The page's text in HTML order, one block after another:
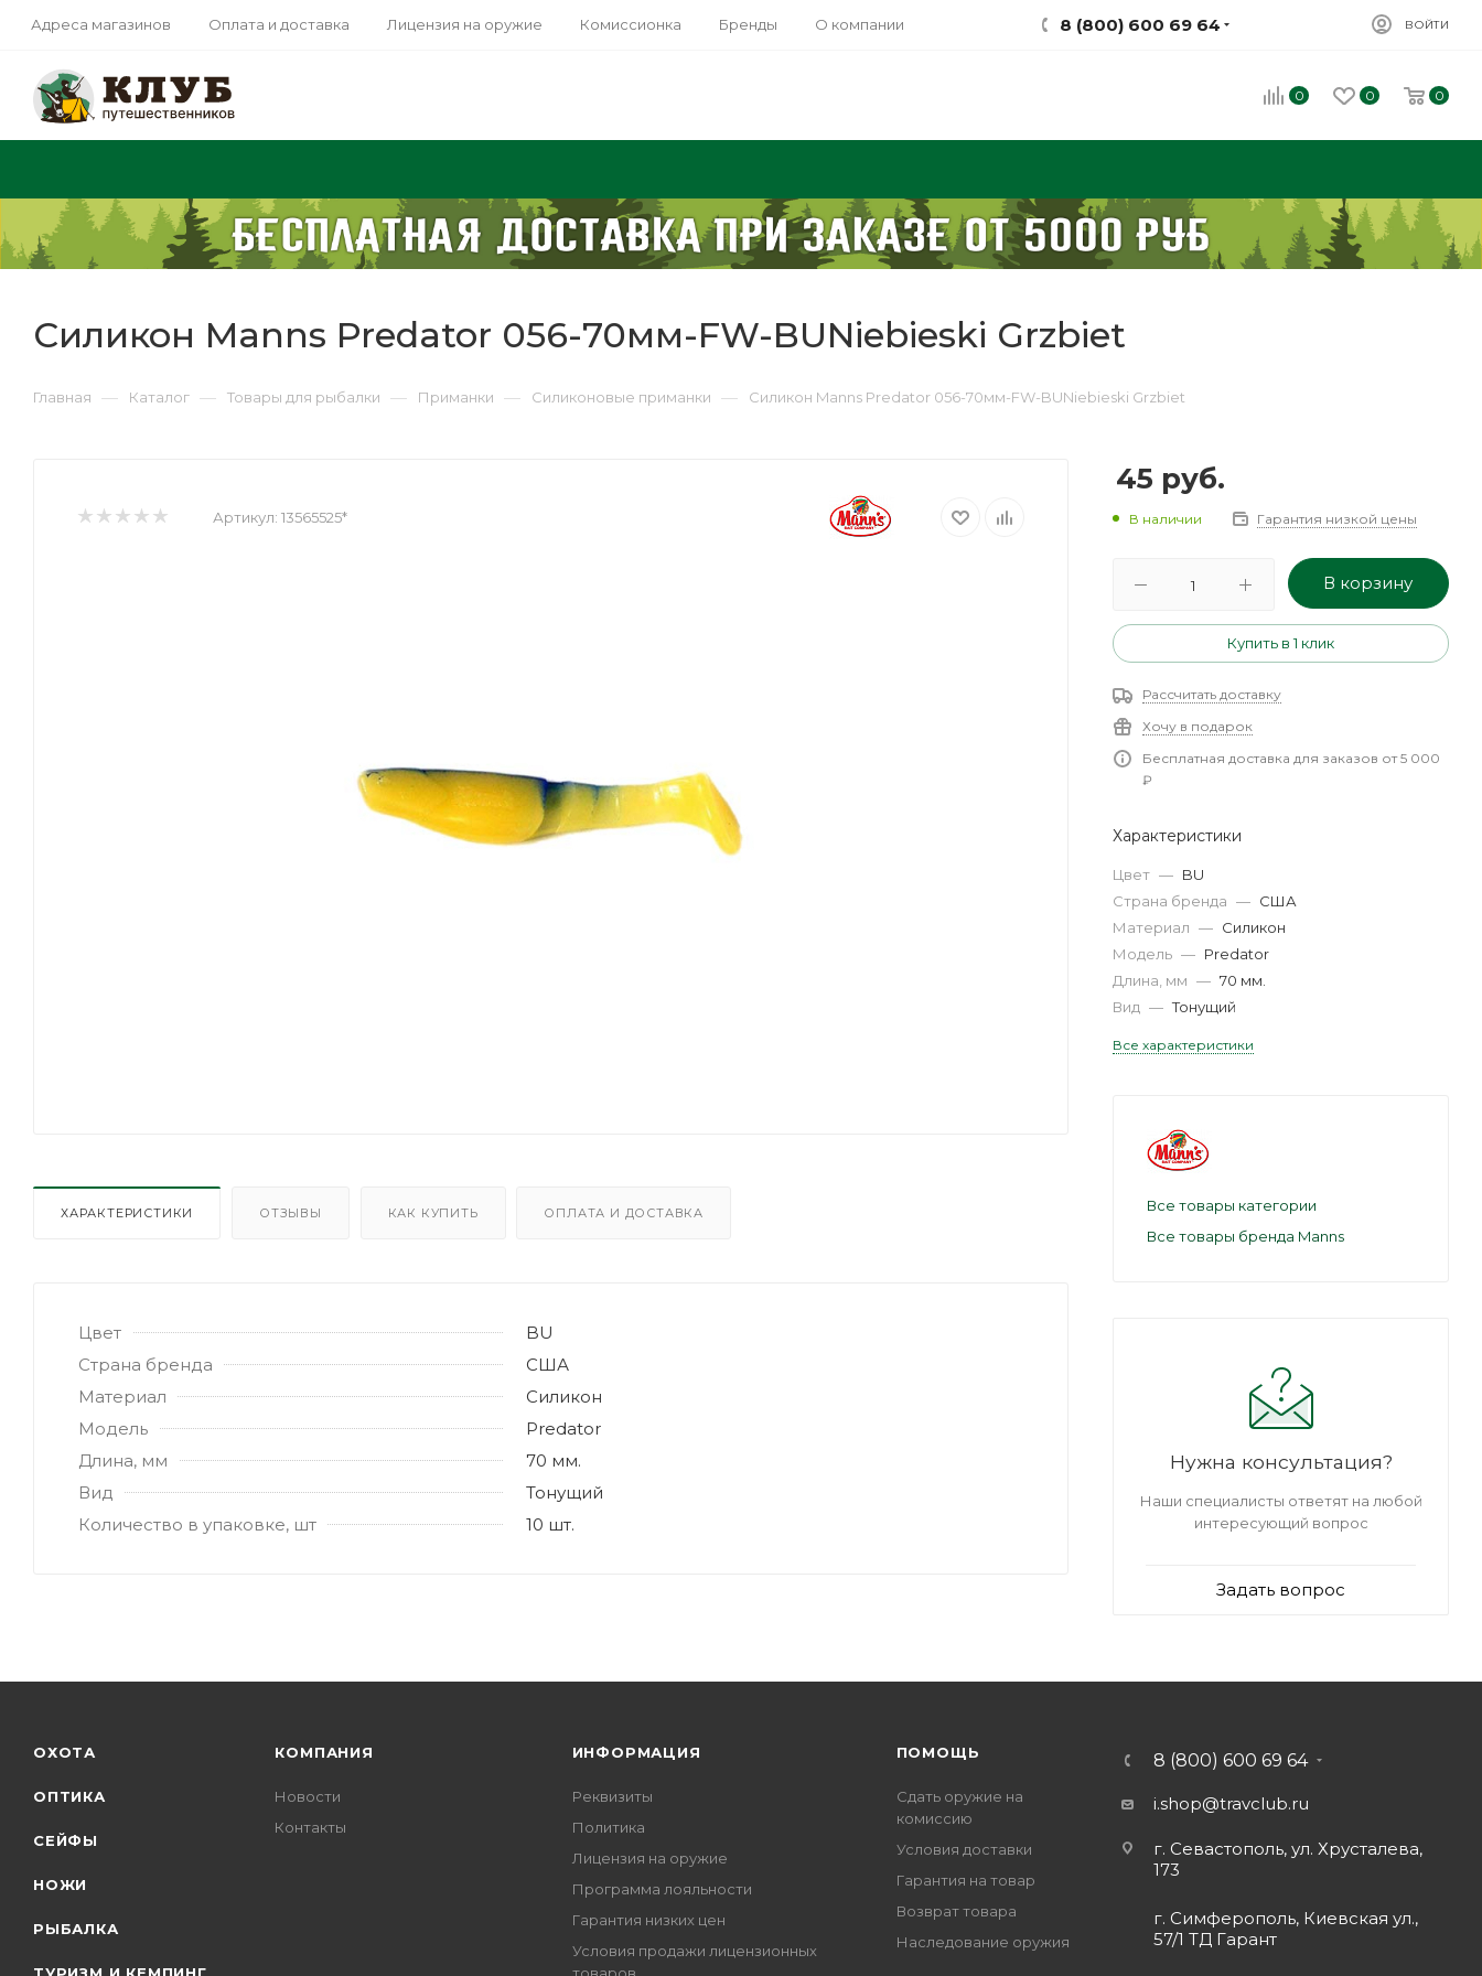
Адреса магазинов Оплата и доставка Лицензия на оружие Комиссионка Бренды О компании 8 (800) 600 69 64 ВОЙТИ
0 0 0
Силикон Manns Predator 056-70мм-FW-BUNiebieski Grzbiet
Главная — Каталог — Товары для рыбалки — Приманки — Силиконовые приманки — Силикон Manns Predator 056-70мм-FW-BUNiebieski Grzbiet
Артикул: 13565525*
ХАРАКТЕРИСТИКИ ОТЗЫВЫ КАК КУПИТЬ ОПЛАТА И ДОСТАВКА
Цвет
BU
Страна бренда
США
Материал
Силикон
Модель
Predator
Длина, мм
70 мм.
Вид
Тонущий
Количество в упаковке, шт
10 шт.
45 руб.
В наличии Гарантия низкой цены
В корзину
Купить в 1 клик
Рассчитать доставку
Хочу в подарок
Бесплатная доставка для заказов от 5 000
₽
Характеристики
Цвет — BU
Страна бренда — США
Материал — Силикон
Модель — Predator
Длина, мм — 70 мм.
Вид — Тонущий
Все характеристики
Все товары категории
Все товары бренда Manns
Нужна консультация?
Наши специалисты ответят на любой
интересующий вопрос
Задать вопрос
ОХОТА
ОПТИКА
СЕЙФЫ
НОЖИ
РЫБАЛКА
КОМПАНИЯ
Новости
Контакты
ИНФОРМАЦИЯ
Реквизиты
Политика
Лицензия на оружие
Программа лояльности
Гарантия низких цен
Условия продажи лицензионных
ПОМОЩЬ
Сдать оружие на
комиссию
Условия доставки
Гарантия на товар
Возврат товара
Наследование оружия
8 (800) 600 69 64
i.shop@travclub.ru
г. Севастополь, ул. Хрусталева,
173
г. Симферополь, Киевская ул.,
57/1 ТД Гарант